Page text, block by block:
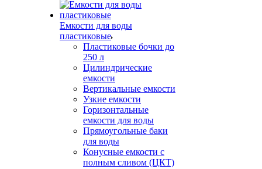
Емкости для воды
пластиковые
Пластиковые бочки до
250 л
Цилиндрические
емкости
Вертикальные емкости
Узкие емкости
Горизонтальные
емкости для воды
Прямоугольные баки
для воды
Конусные емкости с
полным сливом (ЦКТ)